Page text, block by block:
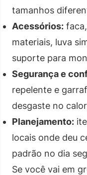
tamanhos
Acessórios:
materiais, luva
suporte para
Segurança e
repelente e
desgaste no
Planejamento:
locais onde deu
padrão no dia
Se você vai em